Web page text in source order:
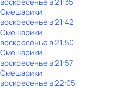
Смешарики
воскресенье в21:42
Смешарики
воскресенье в21:50
Смешарики
воскресенье в21:57
Смешарики
воскресенье в22:05